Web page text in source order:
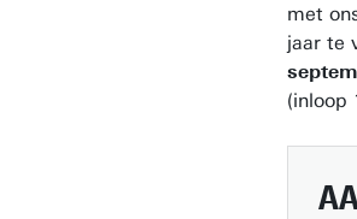
met
jaar te
(inloop